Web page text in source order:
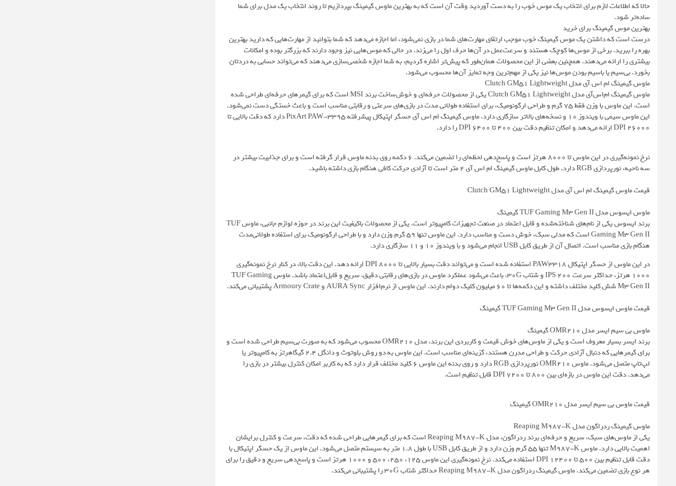
حالا که اطلاعات لازم برای انتخاب یک موس خوب را به دست آوردید وقت آن است که به بهترین ماوس گیمینگ بپردازیم تا روند انتخاب یک مدل برای شما
ساده‌تر شود.
بهترین موس‌ گیمینگ برای خرید
درست است که داشتن یک موس گیمینگ خوب موجب ارتقای مهارت‌های شما در بازی نمی‌شود، اما اجازه می‌دهد که شما بتوانید از مهارت‌هایی که دارید بهترین
بهره را ببرید. برخی از موس‌ها کوچک هستند و سرعت‌عمل در آن‌ها حرف اول را می‌زند. در حالی که موس‌هایی نیز وجود دارند که بزرگتر بوده و امکانات
بیشتری را ارائه می‌دهند. همچنین بعضی از این محصولات همان‌طور که پیش‌تر اشاره کردیم، به شما اجازه شخصی‌سازی می‌دهند که می‌تواند حسابی به دردتان
بخورد. بی‌سیم یا باسیم بودن موس‌ها نیز یکی از مهم‌ترین وجه تمایز آن‌ها محسوب می‌شود.
ماوس گیمینگ ام اس آی مدل Clutch GM51 Lightweight
ماوس گیمینگ ام‌اس‌آی مدل Clutch GM51 Lightweight یکی از محصولات حرفه‌ای و خوش‌ساخت برند MSI است که برای گیمرهای حرفه‌ای طراحی شده
است. این ماوس با وزن فقط 75 گرم و طراحی ارگونومیک، برای استفاده طولانی‌ مدت در بازی‌های سرعتی و رقابتی مناسب است و باعث خستگی دست نمی‌شود.
این ماوس سیمی با ویندوز 10 و نسخه‌های بالاتر سازگاری دارد. ماوس گیمینگ ام اس آی حسگر اپتیکال پیشرفته PixArt PAW-3395 دارد که دقت بالایی تا
26000 DPI ارائه می‌دهد و امکان تنظیم دقت بین 400 تا 6400 DPI را دارد.
نرخ نمونه‌گیری در این ماوس تا 8000 هرتز است و پاسخ‌دهی لحظه‌ای را تضمین می‌کند. 6 دکمه روی بدنه ماوس قرار گرفته است و برای جذابیت بیشتر در
سه ناحیه، نورپردازی RGB دارد. طول کابل ماوس گیمینگ ام اس آی 2 متر است تا آزادی حرکت کافی هنگام بازی داشته باشید.
قیمت ماوس گیمینگ ام اس آی مدل Clutch GM51 Lightweight
ماوس ایسوس مدل TUF Gaming M3 Gen II گیمینگ
برند ایسوس یکی از نام‌های شناخته‌شده و قابل‌ اعتماد در صنعت تجهیزات کامپیوتر است. یکی از محصولات باکیفیت این برند در حوزه لوازم جانبی، ماوس TUF
Gaming M3 Gen II است که مدلی سبک، خوش‌ دست و مناسب دارد. این ماوس تنها 59 گرم وزن دارد و با طراحی ارگونومیک برای استفاده طولانی‌مدت
هنگام بازی مناسب است. اتصال آن از طریق کابل USB انجام می‌شود و با ویندوز 10 و 11 سازگاری دارد.
در این ماوس از حسگر اپتیکال PAW3318 استفاده شده است و می‌تواند دقت بسیار بالایی تا 8000 DPI ارائه دهد. این دقت بالا، در کنار نرخ نمونه‌گیری
1000 هرتز، حداکثر سرعت 200 IPS و شتاب 30G، باعث می‌شود عملکرد ماوس در بازی‌های رقابتی دقیق، سریع و قابل‌اعتماد باشد. ماوس TUF Gaming
M3 Gen II شش کلید مختلف داشته و این دکمه‌ها تا 60 میلیون کلیک دوام دارند. این ماوس از نرم‌افزار AURA Sync و Armoury Crate پشتیبانی می‌کند.
قیمت ماوس ایسوس مدل TUF Gaming M3 Gen II گیمینگ
ماوس بی سیم ایسر مدل OMR210 گیمینگ
برند ایسر بسیار معروف است و یکی از ماوس‌های خوش‌ قیمت و کاربردی این برند، مدل OMR210 محسوب می‌شود که به‌ صورت بی‌سیم طراحی شده است و
برای گیمرهایی که دنبال آزادی حرکت و طراحی مدرن هستند، گزینه‌ای مناسب است. این ماوس به دو روش بلوتوث و دانگل 2.4 گیگاهرتز به کامپیوتر یا
لپ‌تاپ متصل می‌شود. ماوس OMR210 نورپردازی RGB دارد و روی بدنه این ماوس 6 کلید مختلف قرار دارد که به کاربر امکان کنترل بیشتر در بازی را
می‌دهد. دقت این ماوس در بازه‌ای بین 800 تا 7200 DPI قابل تنظیم است.
قیمت ماوس بی سیم ایسر مدل OMR210 گیمینگ
ماوس گیمینگ ردراگون مدل Reaping M987-K
یکی از ماوس‌های سبک، سریع و حرفه‌ای برند ردراگون، مدل Reaping M987-K است که برای گیمرهایی طراحی شده که دقت، سرعت و کنترل برایشان
اهمیت بالایی دارد. ماوس M987-K تنها 55 گرم وزن دارد و از طریق کابل USB با طول 1.8 متر به سیستم متصل می‌شود. این ماوس از یک حسگر اپتیکال با
دقت قابل تنظیم بین 500 تا 12400 DPI استفاده می‌کند. نرخ نمونه‌گیری این ماوس 125، 250، 500 و 1000 هرتز است و پاسخ‌دهی سریع و دقیق را برای
هر نوع بازی تضمین می‌کند. ماوس گیمینگ ردراگون مدل Reaping M987-K حداکثر شتاب 30G را پشتیبانی می‌کند.